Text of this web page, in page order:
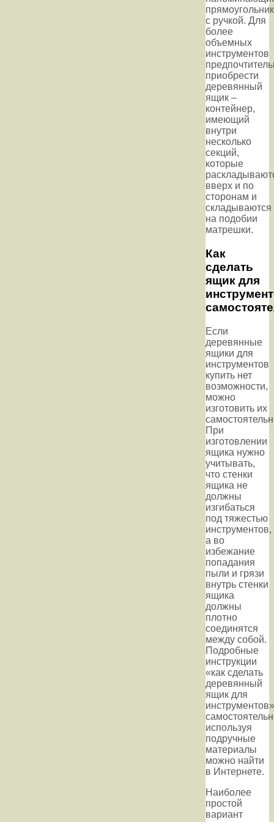
прямоугольник
с ручкой. Для
более
объемных
инструментов
приобрести
деревянный
ящик –
контейнер,
имеющий
внутри
несколько
секций,
которые
вверх и по
сторонам и
складываются
на подобии
матрешки.
Как
сделать
ящик для
Если
деревянные
ящики для
инструментов
купить нет
возможности,
можно
изготовить их
При
изготовлении
ящика нужно
учитывать,
что стенки
ящика не
должны
изгибаться
под тяжестью
инструментов,
а во
избежание
попадания
пыли и грязи
внутрь стенки
ящика
должны
плотно
соединятся
между собой.
Подробные
инструкции
«как сделать
деревянный
ящик для
инструментов»
используя
подручные
материалы
можно найти
в Интернете.
Наиболее
простой
вариант